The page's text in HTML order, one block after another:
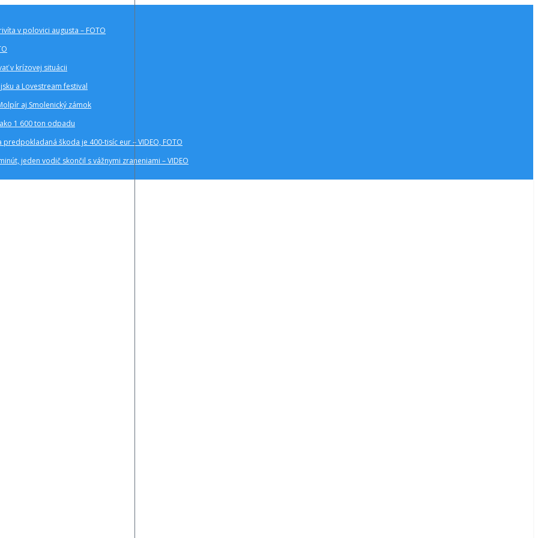
v polovici augusta – FOTO
v krízovej situácii
a Lovestream festival
aj Smolenický zámok
1 600 ton odpadu
škoda je 400-tisíc eur – VIDEO, FOTO
jeden vodič skončil s vážnymi zraneniami – VIDEO